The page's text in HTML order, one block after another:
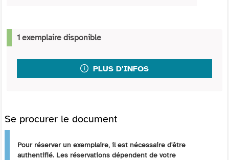
1 exemplaire disponible
PLUS D'INFOS
Se procurer le document
Pour réserver un exemplaire, il est nécessaire d'être
authentifié. Les réservations dépendent de votre